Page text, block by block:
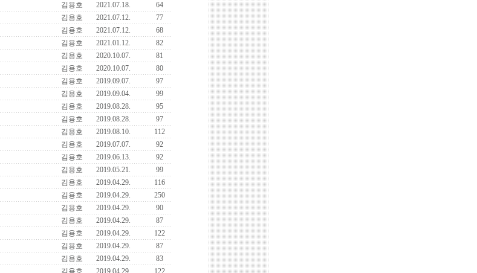
김용호 2021.07.18.
64
김용호 2021.07.12.
77
김용호 2021.07.12.
68
김용호 2021.01.12.
82
김용호 2020.10.07.
81
김용호 2020.10.07.
80
김용호 2019.09.07.
97
김용호 2019.09.04.
99
김용호 2019.08.28.
95
김용호 2019.08.28.
97
김용호 2019.08.10.
112
김용호 2019.07.07.
92
김용호 2019.06.13.
92
김용호 2019.05.21.
99
김용호 2019.04.29.
116
김용호 2019.04.29.
250
김용호 2019.04.29.
90
김용호 2019.04.29.
87
김용호 2019.04.29.
122
김용호 2019.04.29.
87
김용호 2019.04.29.
83
김용호 2019.04.29. 122